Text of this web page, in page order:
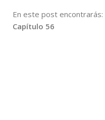
En este post encontrarás:
Capítulo 56